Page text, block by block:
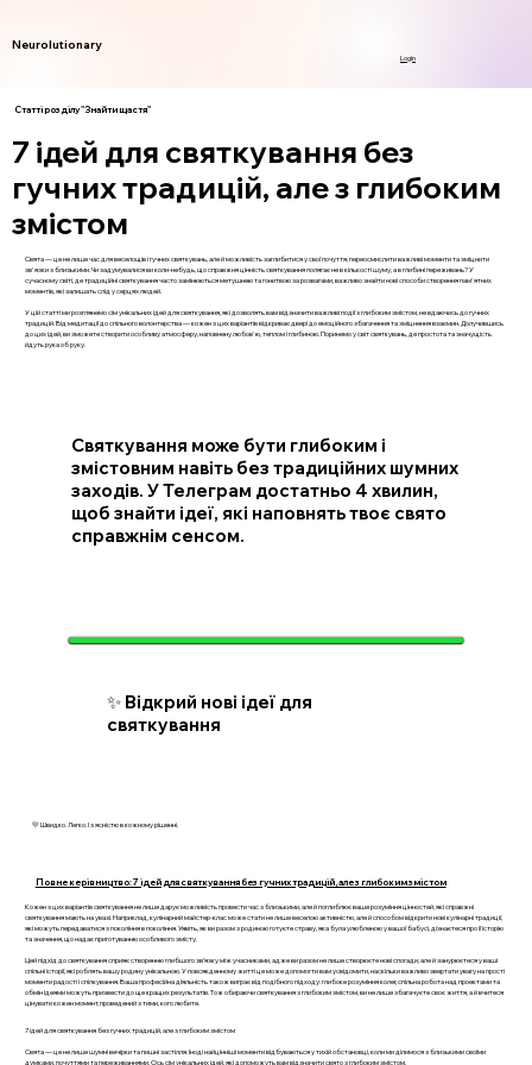
Neurolutionary
Login
Статті розділу "Знайти щастя"
7 ідей для святкування без
гучних традицій, але з глибоким
змістом
Свята — це не лише час для веселощів і гучних святкувань, але й можливість заглибитися у свої почуття, переосмислити важливі моменти та зміцнити
зв'язки з близькими. Чи задумувалися ви коли-небудь, що справжня цінність святкування полягає не в кількості шуму, а в глибині переживань? У
сучасному світі, де традиційні святкування часто замінюються метушнею та гонитвою за розвагами, важливо знайти нові способи створення пам'ятних
моментів, які залишать слід у серцях людей.
У цій статті ми розглянемо сім унікальних ідей для святкування, які дозволять вам відзначити важливі події з глибоким змістом, не вдаючись до гучних
традицій. Від медитації до спільного волонтерства — кожен з цих варіантів відкриває двері до емоційного збагачення та зміцнення взаємин. Долучившись
до цих ідей, ви зможете створити особливу атмосферу, наповнену любов'ю, теплом і глибиною. Поринемо у світ святкувань, де простота та значущість
йдуть рука об руку.
Святкування може бути глибоким і
змістовним навіть без традиційних шумних
заходів. У Телеграм достатньо 4 хвилин,
щоб знайти ідеї, які наповнять твоє свято
справжнім сенсом.
✨ Відкрий нові ідеї для
святкування
💛 Швидко. Легко. І з ясністю в кожному рішенні.
Повне керівництво: 7 ідей для святкування без гучних традицій, але з глибоким змістом
Кожен з цих варіантів святкування не лише дарує можливість провести час з близькими, але й поглиблює ваше розуміння цінностей, які справжні
святкування мають на увазі. Наприклад, кулінарний майстер-клас може стати не лише веселою активністю, але й способом відкрити нові кулінарні традиції,
які можуть передаватися з покоління в покоління. Уявіть, як ви разом з родиною готуєте страву, яка була улюбленою у вашої бабусі, дізнаєтеся про її історію
та значення, що надає приготуванню особливого змісту.
Цей підхід до святкування сприяє створенню глибшого зв’язку між учасниками, адже ви разом не лише створюєте нові спогади, але й занурюєтеся у ваші
спільні історії, які роблять вашу родину унікальною. У повсякденному житті це може допомогти вам усвідомити, наскільки важливо звертати увагу на прості
моменти радості і спілкування. Ваша професійна діяльність також виграє від подібного підходу: глибоке розуміння колег, спільна робота над проектами та
обмін ідеями можуть призвести до ще кращих результатів. Тож обираючи святкування з глибоким змістом, ви не лише збагачуєте своє життя, а й вчитеся
цінувати кожен момент, проведений з тими, кого любите.
7 ідей для святкування без гучних традицій, але з глибоким змістом
Свята — це не лише шумні вечірки та пишні застілля. Іноді найцінніші моменти відбуваються у тихій обстановці, коли ми ділимося з близькими своїми
думками, почуттями та переживаннями. Ось сім унікальних ідей, які допоможуть вам відзначити свято з глибоким змістом.